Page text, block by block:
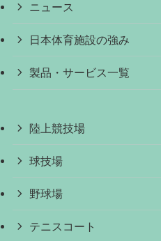
ニュース
日本体育施設の強み
製品・サービス一覧
陸上競技場
球技場
野球場
テニスコート